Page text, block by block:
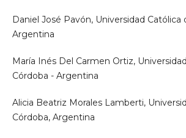
Daniel José Pavón, Universidad Católica
Argentina
María Inés Del Carmen Ortiz,
Córdoba - Argentina
Alicia Beatriz Morales Lamberti,
Córdoba, Argentina